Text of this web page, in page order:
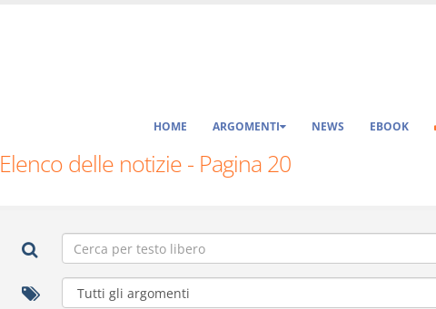
HOME ARGOMENTI NEWS EBOOK
Elenco delle notizie - Pagina 20